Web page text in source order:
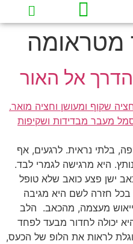
מטראומה
אל האור
בלתי נראית. לרגעים, אף
היא מרגישה לגמרי לבד.
ישן פצע כואב שלא טופל
בכל חזרה לשם היא מגיבה
מעצמה, מהכאב. הלב
יכולה לחדור מבעד לפחד
לראות את הלופ של הכעס,